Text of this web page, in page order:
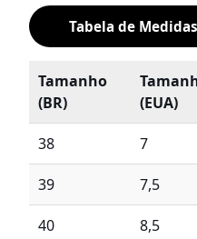
Tabela de
Tamanho
(BR)
(EUA)
38 7
39 7,5
40 8,5